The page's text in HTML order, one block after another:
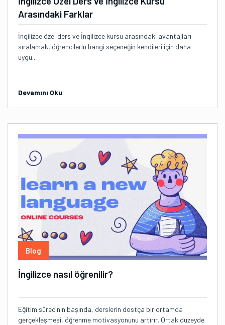
Arasındaki Farklar
İngilizce özel ders ve İngilizce kursu arasındaki avantajları
sıralamak, öğrencilerin hangi seçeneğin kendileri için daha
uygu...
Devamını Oku
Blog
İngilizce nasıl öğrenilir?
Eğitim sürecinin başında, derslerin dostça bir ortamda
gerçekleşmesi, öğrenme motivasyonunu artırır. Ortak düzeyde